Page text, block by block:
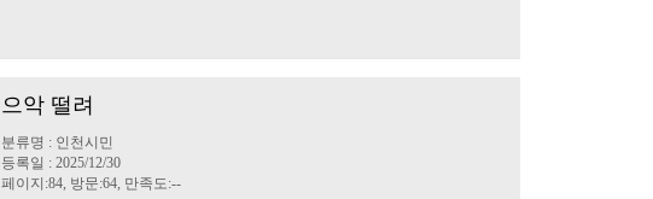
으악 떨려
분류명 : 인천시민
등록일 : 2025/12/30
페이지:84, 방문:64, 만족도:--